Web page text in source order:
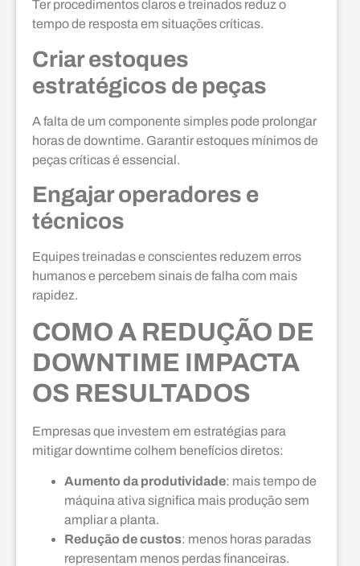
Ter procedimentos claros e treinados reduz o
tempo de resposta em situações críticas.
Criar estoques
estratégicos de peças
A falta de um componente simples pode prolongar
horas de downtime. Garantir estoques mínimos de
peças críticas é essencial.
Engajar operadores e
técnicos
Equipes treinadas e conscientes reduzem erros
humanos e percebem sinais de falha com mais
rapidez.
COMO A REDUÇÃO DE
DOWNTIME IMPACTA
OS RESULTADOS
Empresas que investem em estratégias para
mitigar downtime colhem benefícios diretos:
Aumento da produtividade: mais tempo de
máquina ativa significa mais produção sem
ampliar a planta.
Redução de custos: menos horas paradas
representam menos perdas financeiras.